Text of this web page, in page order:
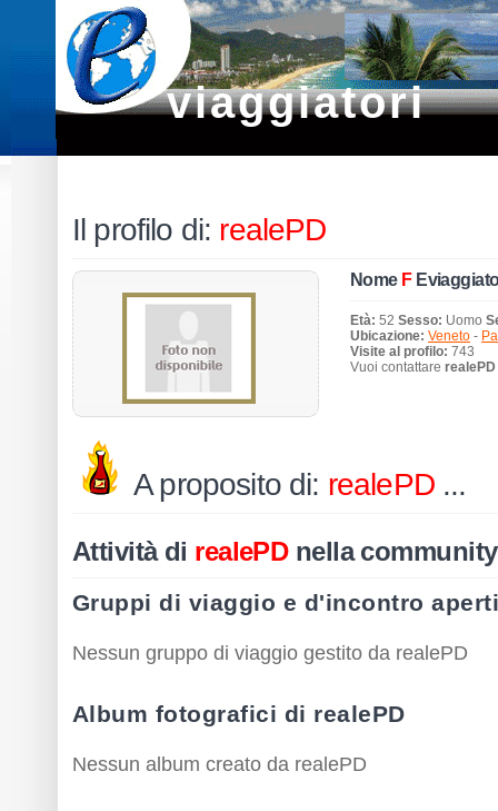
viaggiatori
Il profilo di: realePD
Nome F
Età: 52 Sesso: Uomo
Ubicazione: Veneto -
Visite al profilo: 743
Vuoi contattare realePD
A proposito di: realePD...
Attività di realePDnella community
Gruppi di viaggio e d'incontro
Nessun gruppo di viaggio gestito da realePD
Album fotografici di realePD
Nessun album creato da realePD